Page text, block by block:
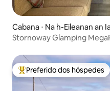
Cabana ⋅ Na h-Eileanan an
Stornoway Glamping
Entre os melhores
Preferido dos hóspedes